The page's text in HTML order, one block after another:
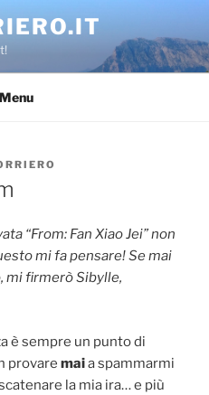
Menu
“From: Fan Xiao Jei” non
mi fa pensare! Se mai
mi firmerò Sibylle,
è sempre un punto di
provare maia spammarmi
la mia ira… e più